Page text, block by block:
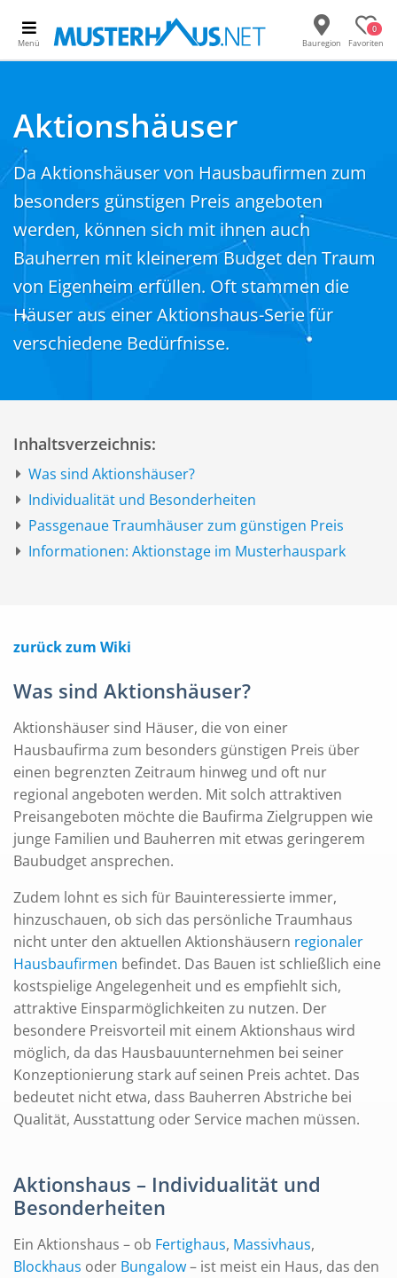
Menü Bauregion
0
Favoriten
Aktionshäuser
Da Aktionshäuser von Hausbaufirmen zum
besonders günstigen Preis angeboten
werden, können sich mit ihnen auch
Bauherren mit kleinerem Budget den Traum
von Eigenheim erfüllen. Oft stammen die
Häuser aus einer Aktionshaus-Serie für
verschiedene Bedürfnisse.
Inhaltsverzeichnis:
Was sind Aktionshäuser?
Individualität und Besonderheiten
Passgenaue Traumhäuser zum günstigen Preis
Informationen: Aktionstage im Musterhauspark
zurück zum Wiki
Was sind Aktionshäuser?
Aktionshäuser sind Häuser, die von einer
Hausbaufirma zum besonders günstigen Preis über
einen begrenzten Zeitraum hinweg und oft nur
regional angeboten werden. Mit solch attraktiven
Preisangeboten möchte die Baufirma Zielgruppen wie
junge Familien und Bauherren mit etwas geringerem
Baubudget ansprechen.
Zudem lohnt es sich für Bauinteressierte immer,
hinzuschauen, ob sich das persönliche Traumhaus
nicht unter den aktuellen Aktionshäusern regionaler
Hausbaufirmen befindet. Das Bauen ist schließlich eine
kostspielige Angelegenheit und es empfiehlt sich,
attraktive Einsparmöglichkeiten zu nutzen. Der
besondere Preisvorteil mit einem Aktionshaus wird
möglich, da das Hausbauunternehmen bei seiner
Konzeptionierung stark auf seinen Preis achtet. Das
bedeutet nicht etwa, dass Bauherren Abstriche bei
Qualität, Ausstattung oder Service machen müssen.
Aktionshaus – Individualität und
Besonderheiten
Ein Aktionshaus – ob Fertighaus, Massivhaus,
Blockhaus oder Bungalow– ist meist ein Haus, das den